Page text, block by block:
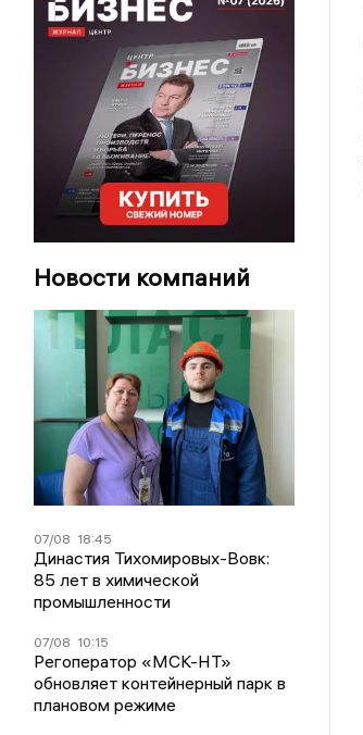
Новости компаний
07/08 18:45
Династия Тихомировых-Вовк:
85 лет в химической
промышленности
07/08 10:15
Регоператор «МСК-НТ»
обновляет контейнерный парк в
плановом режиме